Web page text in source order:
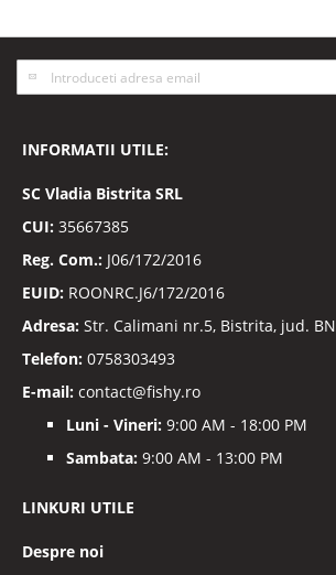
Inscrieti-
va
noastre
INFORMATII UTILE:
SC Vladia Bistrita SRL
CUI: 35667385
Reg. Com.: J06/172/2016
EUID: ROONRC.J6/172/2016
Adresa: Str. Calimani nr.5, Bistrita, jud. BN
Telefon: 0758303493
E-mail: contact@fishy.ro
Luni - Vineri: 9:00 AM - 18:00 PM
Sambata: 9:00 AM - 13:00 PM
LINKURI UTILE
Despre noi